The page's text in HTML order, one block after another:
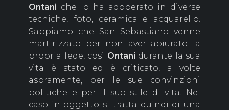
Ontani che lo ha adoperato in diverse
tecniche, foto, ceramica e acquarello.
Sappiamo che San Sebastiano venne
martirizzato per non aver abiurato la
propria fede, così Ontani durante la sua
vita è stato ed è criticato, a volte
aspramente, per le sue convinzioni
politiche e per il suo stile di vita. Nel
caso in oggetto si tratta quindi di una